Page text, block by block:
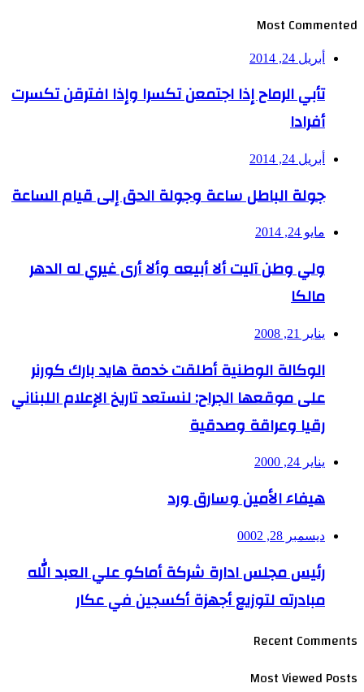
Most Commented
أبريل 24, 2014
تأبي الرماح إذا اجتمعن تكسرا وإذا افترقن تكسرت
أفرادا
أبريل 24, 2014
جولة الباطل ساعة وجولة الحق إلى قيام الساعة
مايو 24, 2014
ولي وطن آليت ألا أبيعه وألا أرى غيري له الدهر
مالكا
يناير 21, 2008
الوكالة الوطنية أطلقت خدمة هايد بارك كورنر
على موقعها الجراح: لنستعد تاريخ الإعلام اللبناني
رقيا وعراقة وصدقية
يناير 24, 2000
هيفاء الأمين وسارق ورد
ديسمبر 28, 0002
رئيس مجلس ادارة شركة أماكو علي العبد الله
مبادرته لتوزيع أجهزة أكسجين في عكار
Recent Comments
Most Viewed Posts